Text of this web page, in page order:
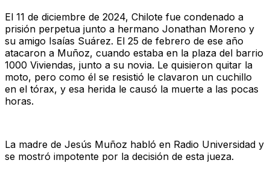
El 11 de diciembre de 2024, Chilote fue condenado a
prisión perpetua junto a hermano Jonathan Moreno y
su amigo Isaías Suárez. El 25 de febrero de ese año
atacaron a Muñoz, cuando estaba en la plaza del barrio
1000 Viviendas, junto a su novia. Le quisieron quitar la
moto, pero como él se resistió le clavaron un cuchillo
en el tórax, y esa herida le causó la muerte a las pocas
horas.
La madre de Jesús Muñoz habló en Radio Universidad y
se mostró impotente por la decisión de esta jueza.